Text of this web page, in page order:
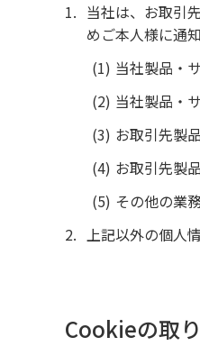
当社は、お取引
めご本人様に通知
当社製品・
当社製品・
お取引先製
お取引先製
その他の業
上記以外の個人
Cookieの取